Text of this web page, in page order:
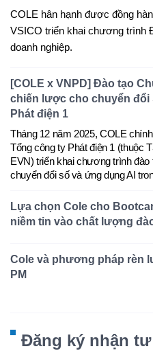
COLE hân hạnh được đồng
VSICO triển khai chương trình
doanh nghiệp.
[COLE x VNPD] Đào tạo
chiến lược cho chuyển đổi
Phát điện 1
Tháng 12 năm 2025, COLE
Tổng công ty Phát điện 1 (thuộc
EVN) triển khai chương trình
chuyển đổi số và ứng dụng AI
Lựa chọn Cole cho
niềm tin vào chất lượng
Cole và phương pháp rèn
PM
Đăng ký nhận